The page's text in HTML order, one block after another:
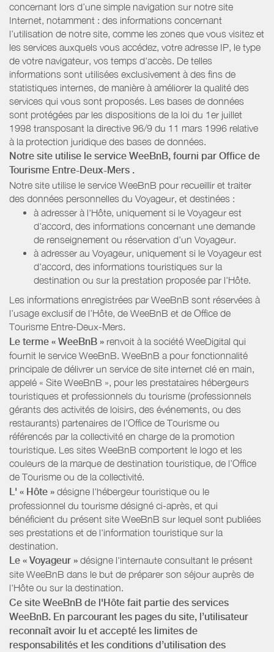
concernant lors d’une simple navigation sur notre site
Internet, notamment : des informations concernant
l’utilisation de notre site, comme les zones que vous visitez et
les services auxquels vous accédez, votre adresse IP, le type
de votre navigateur, vos temps d'accès. De telles
informations sont utilisées exclusivement à des fins de
statistiques internes, de manière à améliorer la qualité des
services qui vous sont proposés. Les bases de données
sont protégées par les dispositions de la loi du 1er juillet
1998 transposant la directive 96/9 du 11 mars 1996 relative
à la protection juridique des bases de données.
Notre site utilise le service WeeBnB, fourni par Office de
Tourisme Entre-Deux-Mers .
Notre site utilise le service WeeBnB pour recueillir et traiter
des données personnelles du Voyageur, et destinées :
à adresser à l'Hôte, uniquement si le Voyageur est
d'accord, des informations concernant une demande
de renseignement ou réservation d'un Voyageur.
à adresser au Voyageur, uniquement si le Voyageur est
d'accord, des informations touristiques sur la
destination ou sur la prestation proposée par l'Hôte.
Les informations enregistrées par WeeBnB sont réservées à
l’usage exclusif de l’Hôte, de WeeBnB et de Office de
Tourisme Entre-Deux-Mers.
Le terme « WeeBnB » renvoit à la société WeeDigital qui
fournit le service WeeBnB. WeeBnB a pour fonctionnalité
principale de délivrer un service de site internet clé en main,
appelé « Site WeeBnB », pour les prestataires hébergeurs
touristiques et professionnels du tourisme (professionnels
gérants des activités de loisirs, des événements, ou des
restaurants) partenaires de l’Office de Tourisme ou
référencés par la collectivité en charge de la promotion
touristique. Les sites WeeBnB comportent le logo et les
couleurs de la marque de destination touristique, de l’Office
de Tourisme ou de la collectivité.
L' « Hôte » désigne l'hébergeur touristique ou le
professionnel du tourisme désigné ci-après, et qui
bénéficient du présent site WeeBnB sur lequel sont publiées
ses prestations et de l'information touristique sur la
destination.
Le « Voyageur » désigne l'internaute consultant le présent
site WeeBnB dans le but de préparer son séjour auprès de
l'Hôte ou sur la destination.
Ce site WeeBnB de l'Hôte fait partie des services
WeeBnB. En parcourant les pages du site, l’utilisateur
reconnaît avoir lu et accepté les limites de
responsabilités et les conditions d’utilisation des